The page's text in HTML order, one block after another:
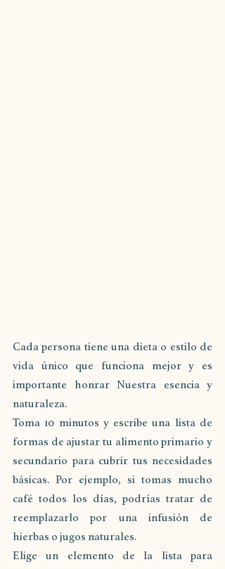
Cada persona tiene una dieta o estilo de
vida único que funciona mejor y es
importante honrar Nuestra esencia y
naturaleza.
Toma 10 minutos y escribe una lista de
formas de ajustar tu alimento primario y
secundario para cubrir tus necesidades
básicas. Por ejemplo, si tomas mucho
café todos los días, podrías tratar de
reemplazarlo por una infusión de
hierbas o jugos naturales.
Elige un elemento de la lista para